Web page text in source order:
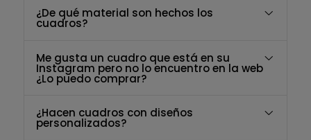
¿De qué material son hechos los
cuadros?
Me gusta un cuadro que está en su
Instagram pero no lo encuentro en la web
¿Lo puedo comprar?
¿Hacen cuadros con diseños
personalizados?